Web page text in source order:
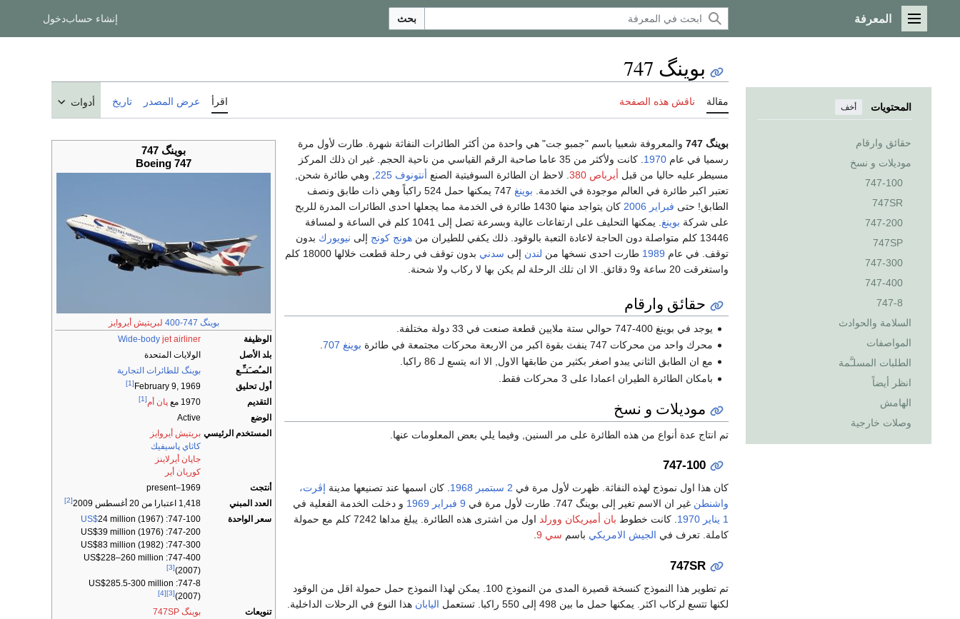
القائمة الرئيسية
المعرفة بحث إنشاء حسابدخول
المحتويات أخف
حقائق وارقام
موديلات و نسخ
747-100
747SR
747-200
747SP
747-300
747-400
747-8
السلامة والحوادث
المواصفات
الطلبات المسلـَّمة
انظر أيضاً
الهامش
وصلات خارجية
بوينگ 747
مقالة ناقش هذه الصفحة اقرأ عرض المصدر تاريخ أدوات
بوينگ 747
Boeing 747
بوينگ 747-400
لبريتيش أيروايز
الوظيفة
Wide-body jet airliner
بلد الأصل
الولايات المتحدة
المـُصـَنـِّـع
بوينگ للطائرات التجارية
أول تحليق
February 9, 1969
[1]
التقديم 1970 مع پان أم[1]
الوضع
Active
المستخدم الرئيسي بريتيش أيروايز
كاثاي پاسيفيك
جاپان أيرلاينز
كوريان أير
أنتجت
1969–present
العدد المبني
1,418 اعتبارا من 20 أغسطس 2009 [2]
سعر الواحدة 747-100:
US$24 million (1967)
747-200: US$39 million (1976)
747-300: US$83 million (1982)
747-400: US$228–260 million
(2007)
[3]
747-8: US$285.5-300 million
(2007)
[3]
[4]
تنويعات
بوينگ 747SP
بوينگ 747
والمعروفة شعبيا باسم "جمبو جت" هي واحدة من أكثر الطائرات النفاثة شهرة. طارت لأول مرة
رسميا في عام 1970
. كانت ولأكثر من 35 عاما صاحبة الرقم القياسي من ناحية الحجم. غير ان ذلك المركز
مسيطر عليه حاليا من قبل أيرباص 380 . لاحظ ان الطائرة السوفيتية الصنع أنتونوف 225
, وهي طائرة شحن,
تعتبر اكبر طائرة في العالم موجودة في الخدمة. بوينغ
747 يمكنها حمل 524 راكباً وهي ذات طابق ونصف
الطابق! حتى فبراير 2006
كان يتواجد منها 1430 طائرة في الخدمة مما يجعلها احدى الطائرات المدرة للربح
على شركة بوينغ
. يمكنها التحليف على ارتفاعات عالية وبسرعة تصل إلى 1041 كلم في الساعة و لمسافة
13446 كلم متواصلة دون الحاجة لاعادة التعبة بالوقود. ذلك يكفي للطيران من
هونج كونج إلى نيويورك بدون
توقف. في عام 1989 طارت احدى نسخها من لندن إلى سدني
بدون توقف في رحلة قطعت خلالها 18000 كلم
واستغرقت 20 ساعة و9 دقائق. الا ان تلك الرحلة لم يكن بها لا ركاب ولا شحنة.
حقائق وارقام
يوجد في بوينغ 400-747 حوالي ستة ملايين قطعة صنعت في 33 دولة مختلفة.
محرك واحد من محركات 747 ينفث بقوة اكبر من الاربعة محركات مجتمعة في طائرة
بوينغ 707
مع ان الطابق الثاني يبدو اصغر بكثير من طابقها الاول, الا انه يتسع لـ 86 راكبا.
بامكان الطائرة الطيران اعمادا على 3 محركات فقط.
موديلات و نسخ
تم انتاج عدة أنواع من هذه الطائرة على مر السنين, وفيما يلي بعض المعلومات عنها.
747-100
كان هذا اول نموذج لهذه النفاثة. ظهرت لأول مرة في 2 سبتمبر 1968. كان اسمها عند تصنيعها مدينة إڤرت،
واشنطن غير ان الاسم تغير إلى بوينگ 747. طارت لأول مرة في 9 فبراير 1969 و دخلت الخدمة الفعلية في
1 يناير
1970. كانت خطوط بان أميريكان وورلد
اول من اشترى هذه الطائرة. يبلغ مداها 7242 كلم مع حمولة
كاملة. تعرف في الجيش الامريكي باسم سي 9 .
747SR
تم تطوير هذا النموذج كنسخة قصيرة المدى من النموذج 100. يمكن لهذا النموذج حمل حمولة اقل من الوقود
لكنها تتسع لركاب اكثر. يمكنها حمل ما بين 498 إلى 550 راكبا. تستعمل
اليابان هذا النوع في الرحلات الداخلية.